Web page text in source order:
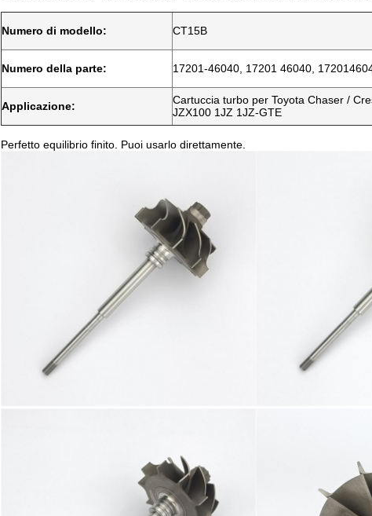
Numero di modello: CT15B
Numero della parte: 17201-46040, 17201 46040,
Applicazione:
Cartuccia turbo per Toyota Chaser /
JZX100 1JZ 1JZ-GTE
Perfetto equilibrio finito. Puoi usarlo direttamente.